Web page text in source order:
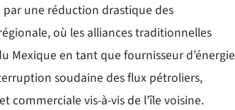
par une réduction drastique des
où les alliances traditionnelles
Mexique en tant que fournisseur d’énergie
soudaine des flux pétroliers,
commerciale vis-à-vis de l’île voisine.